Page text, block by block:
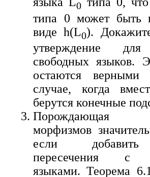
0
типа 0 может быть
виде h(L0).
утверждение для
свободных языков.
остаются
случае, когда
берутся конечные
Порождающая
морфизмов
если
пересечения с
языками. Теорема